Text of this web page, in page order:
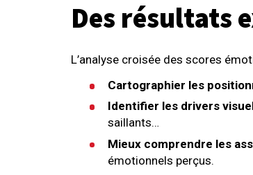
Des résultats
L’analyse croisée des scores
Cartographier les
Identifier les drivers
saillants…
Mieux comprendre les
émotionnels perçus.